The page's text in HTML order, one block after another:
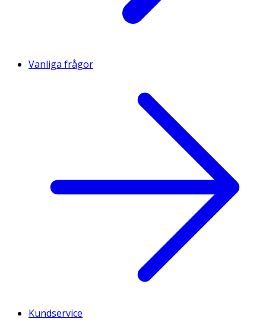
Vanliga frågor
Kundservice